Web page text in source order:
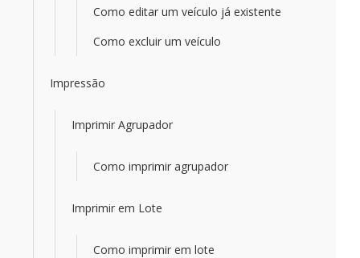
Como editar um veículo já existente
Como excluir um veículo
Impressão
Imprimir Agrupador
Como imprimir agrupador
Imprimir em Lote
Como imprimir em lote